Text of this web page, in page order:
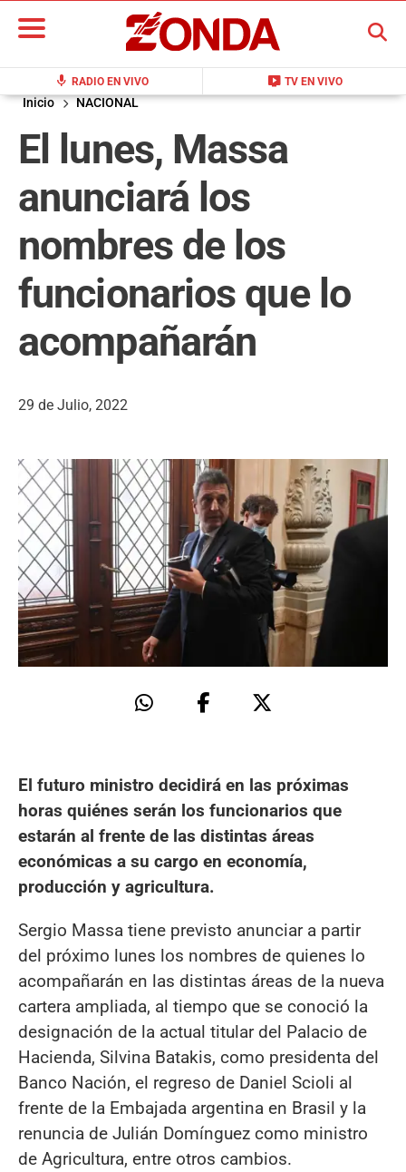
mic RADIO EN VIVO live_tv TV EN VIVO
BUSCAR
Inicio NACIONAL
El lunes, Massa
anunciará los
nombres de los
funcionarios que lo
acompañarán
29 de Julio, 2022
El futuro ministro decidirá en las próximas
horas quiénes serán los funcionarios que
estarán al frente de las distintas áreas
económicas a su cargo en economía,
producción y agricultura.
Sergio Massa tiene previsto anunciar a partir
del próximo lunes los nombres de quienes lo
acompañarán en las distintas áreas de la nueva
cartera ampliada, al tiempo que se conoció la
designación de la actual titular del Palacio de
Hacienda, Silvina Batakis, como presidenta del
Banco Nación, el regreso de Daniel Scioli al
frente de la Embajada argentina en Brasil y la
renuncia de Julián Domínguez como ministro
de Agricultura, entre otros cambios.